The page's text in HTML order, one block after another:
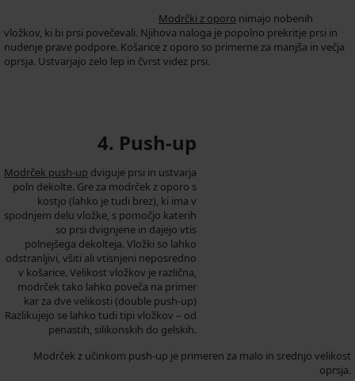
Modrčki z oporo nimajo nobenih
vložkov, ki bi prsi povečevali. Njihova naloga je popolno prekritje prsi in
nudenje prave podpore. Košarice z oporo so primerne za manjša in večja
oprsja. Ustvarjajo zelo lep in čvrst videz prsi.
4. Push-up
Modrček push-up dviguje prsi in ustvarja
poln dekolte. Gre za modrček z oporo s
kostjo (lahko je tudi brez), ki ima v
spodnjem delu vložke, s pomočjo katerih
so prsi dvignjene in dajejo vtis
polnejšega dekolteja. Vložki so lahko
odstranljivi, všiti ali vtisnjeni neposredno
v košarice. Velikost vložkov je različna,
modrček tako lahko poveča na primer
kar za dve velikosti (double push-up)
Razlikujejo se lahko tudi tipi vložkov – od
penastih, silikonskih do gelskih.
Modrček z učinkom push-up je primeren za malo in srednjo velikost
oprsja.